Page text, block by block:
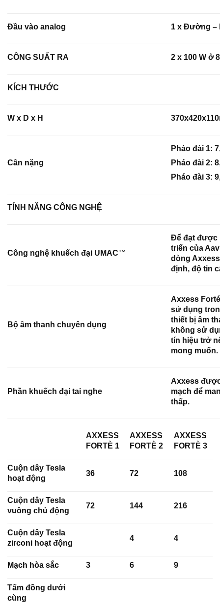
Đầu vào analog 1 x Đường –
CÔNG SUẤT RA 2 x 100 W ở
KÍCH THƯỚC
W x D x H
Cân nặng
Pháo đài 1:
Pháo đài 2:
Pháo đài 3:
TÍNH NĂNG CÔNG NGHỆ
Công nghệ khuếch đại UMAC™
Để đạt được
triển của
dòng
định, độ tin
Bộ âm thanh chuyên dụng
Axxess
sử dụng
thiết bị âm
không sử
tín hiệu trở
mong muốn.
Phần khuếch đại tai nghe
Axxess
mạch để
thấp.
AXXESS
FORTÈ 1
AXXESS
FORTÈ 2
AXXESS
FORTÈ 3
Cuộn dây Tesla
hoạt động
36 72 108
Cuộn dây Tesla
vuông chủ động
72 144 216
Cuộn dây Tesla
zirconi hoạt động
4 4
Mạch hòa sắc 3 6 9
Tấm đồng dưới
cùng